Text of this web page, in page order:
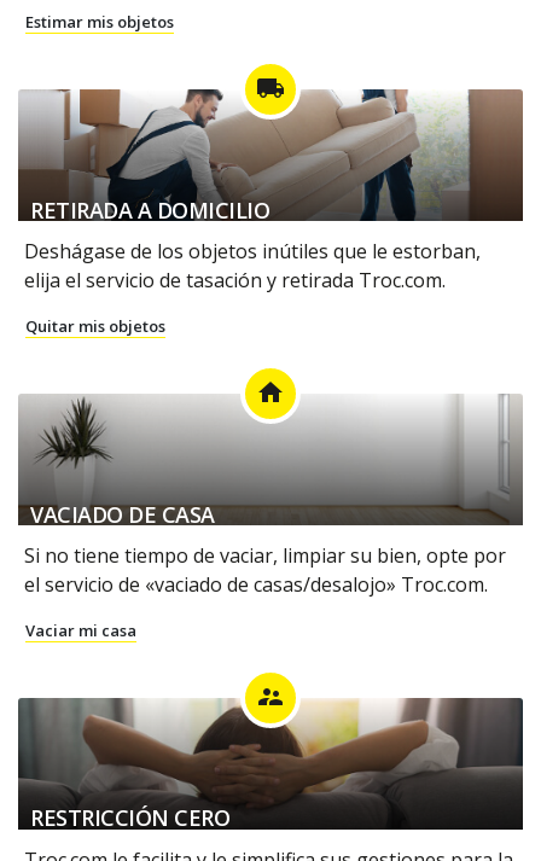
Estimar mis objetos
local_shipping
RETIRADA A DOMICILIO
Deshágase de los objetos inútiles que le estorban,
elija el servicio de tasación y retirada Troc.com.
Quitar mis objetos
home
VACIADO DE CASA
Si no tiene tiempo de vaciar, limpiar su bien, opte por
el servicio de «vaciado de casas/desalojo» Troc.com.
Vaciar mi casa
supervisor_account
RESTRICCIÓN CERO